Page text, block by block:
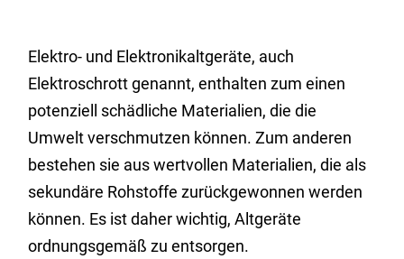
Elektro- und Elektronikaltgeräte, auch
Elektroschrott genannt, enthalten zum einen
potenziell schädliche Materialien, die die
Umwelt verschmutzen können. Zum anderen
bestehen sie aus wertvollen Materialien, die als
sekundäre Rohstoffe zurückgewonnen werden
können. Es ist daher wichtig, Altgeräte
ordnungsgemäß zu entsorgen.